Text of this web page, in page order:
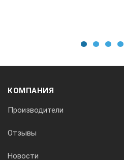
КОМПАНИЯ
Производители
Отзывы
Новости